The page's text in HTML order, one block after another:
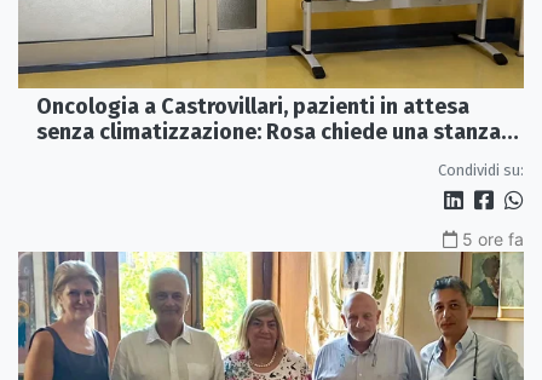
Oncologia a Castrovillari, pazienti in attesa
senza climatizzazione: Rosa chiede una stanza
Condividi su:
5 ore fa